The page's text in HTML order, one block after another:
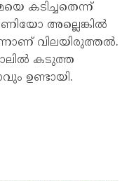
കടിച്ചതെന്ന്
അല്ലെങ്കില്‍
വിലയിരുത്തല്‍.
കടുത്ത
ഉണ്ടായി.